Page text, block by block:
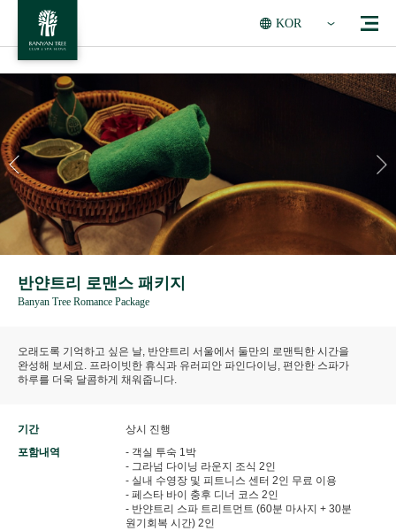
KOR
반얀트리 로맨스 패키지
Banyan Tree Romance Package
오래도록 기억하고 싶은 날, 반얀트리 서울에서 둘만의 로맨틱한 시간을
완성해 보세요. 프라이빗한 휴식과 유러피안 파인다이닝, 편안한 스파가
하루를 더욱 달콤하게 채워줍니다.
기간
상시 진행
포함내역
- 객실 투숙 1박
- 그라넘 다이닝 라운지 조식 2인
- 실내 수영장 및 피트니스 센터 2인 무료 이용
- 페스타 바이 충후 디너 코스 2인
- 반얀트리 스파 트리트먼트 (60분 마사지 + 30분
원기회복 시간) 2인